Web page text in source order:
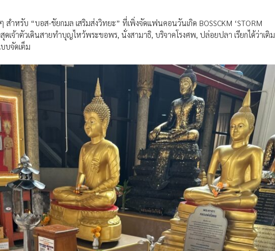
ำหรับ “บอส-ชัยกมล เสริมส่งวิทยะ” ที่เพิ่งจัดแฟนคอนวันเกิด BOSSCKM ‘STORM
สุดเจ้าตัวเดินสายทำบุญไหว้พระขอพร, นั่งสามาธิ, บริจาคโรงศพ, ปล่อยปลา เรียกได้ว่าเติม
บจัดเต็ม